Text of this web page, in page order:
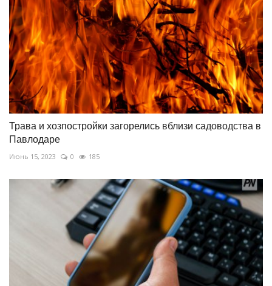
Трава и хозпостройки загорелись вблизи садоводства в
Павлодаре
Июнь 15, 2023 0 185